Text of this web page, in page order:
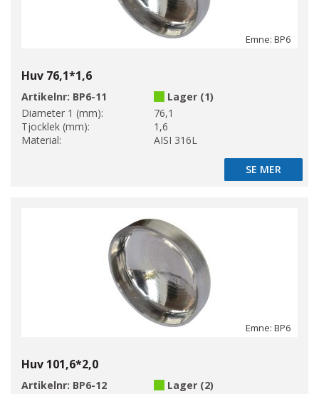
Emne: BP6
Huv 76,1*1,6
Artikelnr: BP6-11
Lager (1)
Diameter 1 (mm):
76,1
Tjocklek (mm):
1,6
Material:
AISI 316L
SE MER
SE MER
Emne: BP6
Huv 101,6*2,0
Artikelnr: BP6-12
Lager (2)